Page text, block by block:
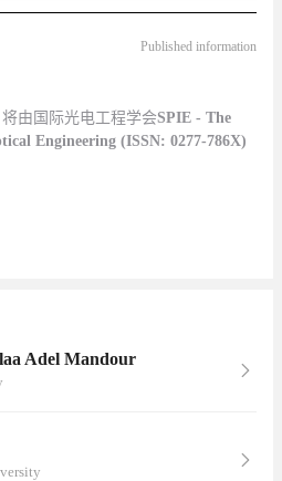
Published information
将由国际光电工程学会SPIE - The
Engineering (ISSN: 0277-786X)
Adel Mandour